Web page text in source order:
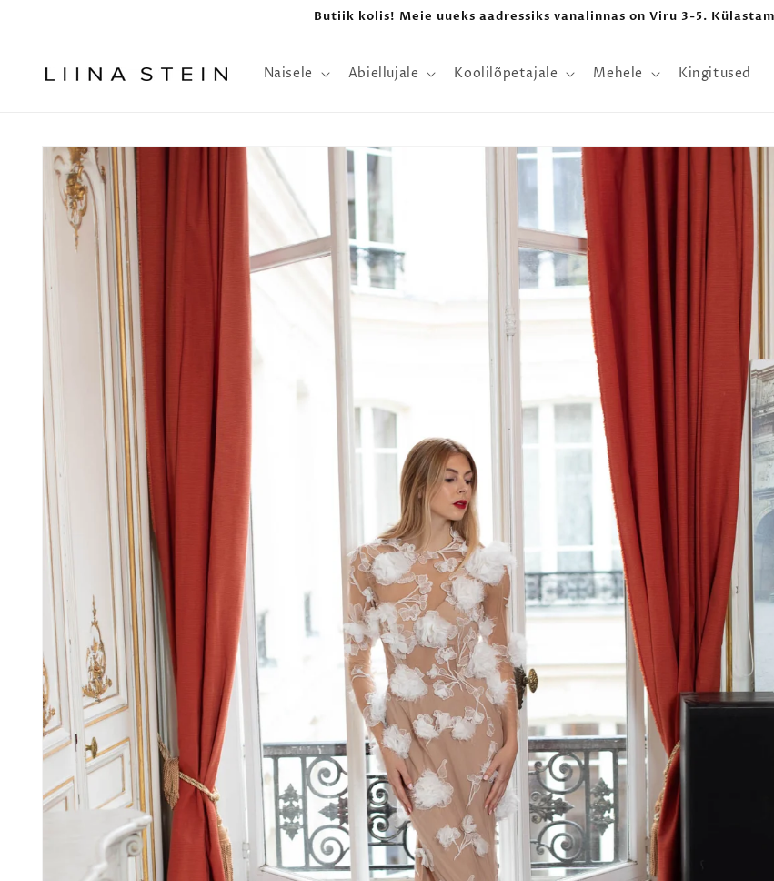
Butiik kolis! Meie uueks aadressiks vanalinnas on Viru 3-5.
Naisele Abiellujale Koolilõpetajale Mehele Kingitused